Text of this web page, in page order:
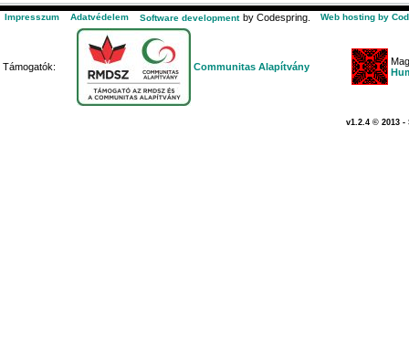
Impresszum Adatvédelem Software development by Codespring. Web hosting by
Támogatók: Communitas Alapítvány
v1.2.4 © 2013